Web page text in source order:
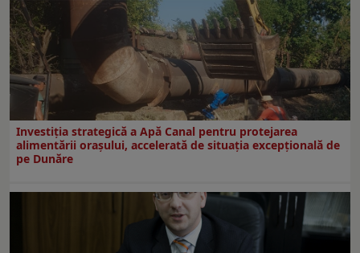
Investiția strategică a Apă Canal pentru protejarea
alimentării orașului, accelerată de situația excepțională de
pe Dunăre